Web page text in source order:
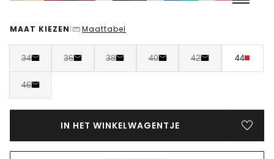
MAAT KIEZEN | Maattabel
34 36 38 40 42 44
46
IN HET WINKELWAGENTJE